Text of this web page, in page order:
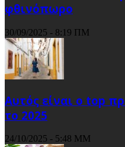
φθινόπωρο
30/09/2025 - 8:19 ΠΜ
Αυτός είναι ο top
το 2025
24/10/2025 - 5:48 ΜΜ